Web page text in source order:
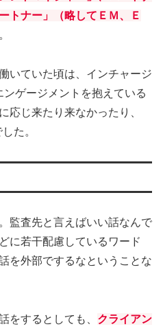
トナー」（略してＥＭ、Ｅ
いていた頃は、インチャージ
ゲージメントを抱えている
応じ来たり来なかったり、
た。
監査先と言えばいい話なんで
に若干配慮しているワード
を外部でするなということな
をするとしても、 クライアン